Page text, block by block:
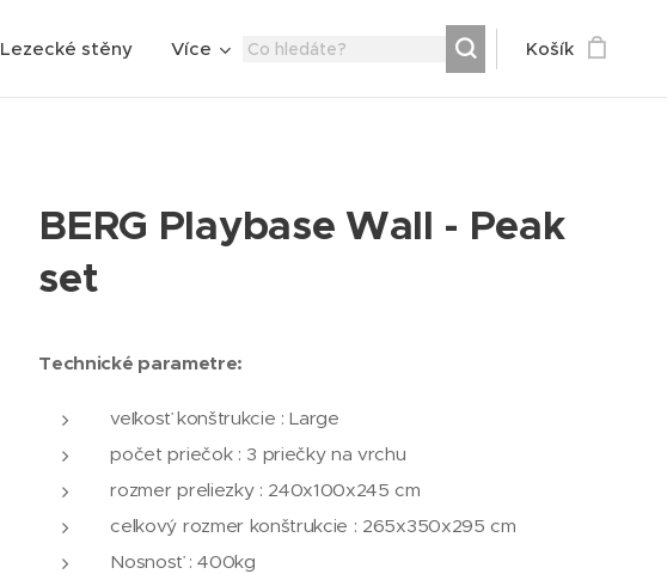
Lezecké stěny Více Košík
BERG Playbase Wall - Peak
set
Technické parametre:
veľkosť konštrukcie : Large
počet priečok : 3 priečky na vrchu
rozmer preliezky : 240x100x245 cm
celkový rozmer konštrukcie : 265x350x295 cm
Nosnosť : 400kg